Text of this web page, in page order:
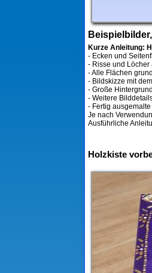
Kurze Anleitung:
- Ecken und
- Risse und Löcher
- Alle Flächen
- Bildskizze mit
- Große
- Weitere
- Fertig
Je nach
Ausführliche
Holzkiste